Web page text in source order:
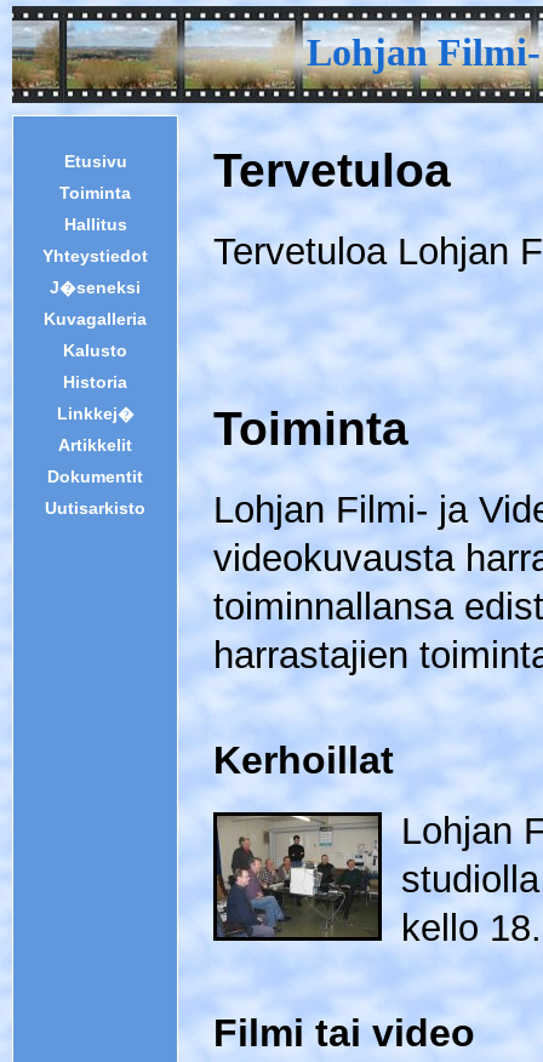
Lohjan
Etusivu
Toiminta
Hallitus
Yhteystiedot
J�seneksi
Kuvagalleria
Kalusto
Historia
Linkkej�
Artikkelit
Dokumentit
Uutisarkisto
Tervetuloa
Tervetuloa Lohjan
Toiminta
Lohjan Filmi- ja
videokuvausta
toiminnallansa
harrastajien
Kerhoillat
Lohjan
kello
Filmi tai video